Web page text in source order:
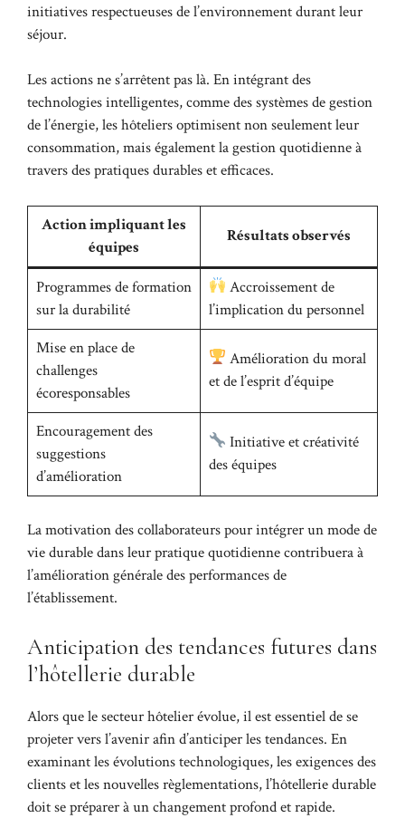
initiatives respectueuses de l’environnement durant leur
séjour.
Les actions ne s’arrêtent pas là. En intégrant des
technologies intelligentes, comme des systèmes de gestion
de l’énergie, les hôteliers optimisent non seulement leur
consommation, mais également la gestion quotidienne à
travers des pratiques durables et efficaces.
Action impliquant les
équipes
Résultats observés
Programmes de formation
sur la durabilité
Accroissement de
l’implication du personnel
Mise en place de
challenges
écoresponsables
Amélioration du moral
et de l’esprit d’équipe
Encouragement des
suggestions
d’amélioration
Initiative et créativité
des équipes
La motivation des collaborateurs pour intégrer un mode de
vie durable dans leur pratique quotidienne contribuera à
l’amélioration générale des performances de
l’établissement.
Anticipation des tendances futures dans
l’hôtellerie durable
Alors que le secteur hôtelier évolue, il est essentiel de se
projeter vers l’avenir afin d’anticiper les tendances. En
examinant les évolutions technologiques, les exigences des
clients et les nouvelles règlementations, l’hôtellerie durable
doit se préparer à un changement profond et rapide.